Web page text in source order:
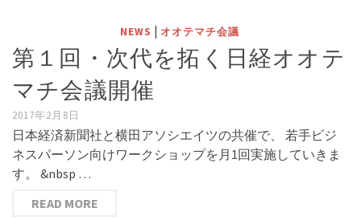
NEWS | オオテマチ会議
第１回・次代を拓く日経オオテ
マチ会議開催
2017年2月8日
日本経済新聞社と横田アソシエイツの共催で、 若手ビジ
ネスパーソン向けワークショップを月1回実施していきま
す。 &nbsp …
READ MORE